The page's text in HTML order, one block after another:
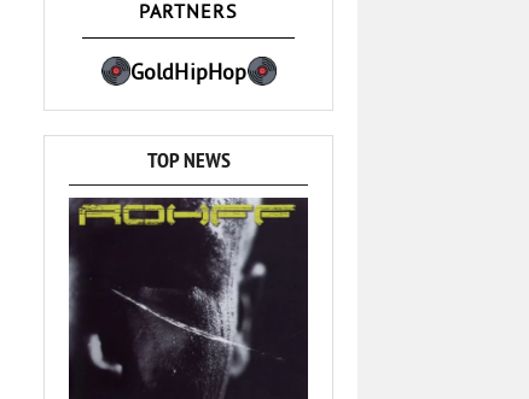
PARTNERS
GoldHipHop
TOP NEWS